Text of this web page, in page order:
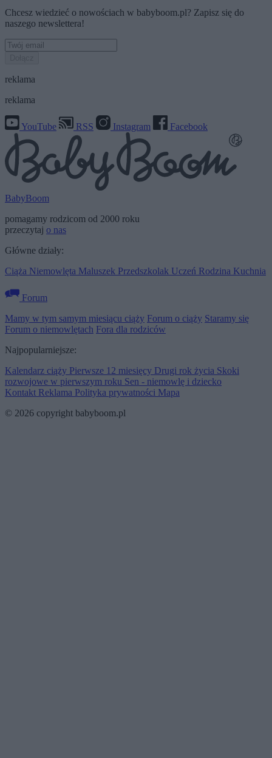
Chcesz wiedzieć o nowościach w babyboom.pl? Zapisz się do
naszego newslettera!
reklama
reklama
YouTube RSS Instagram Facebook
BabyBoom
pomagamy rodzicom od 2000 roku
przeczytaj o nas
Główne działy:
Ciąża Niemowlęta Maluszek Przedszkolak Uczeń Rodzina Kuchnia
Forum
Mamy w tym samym miesiącu ciąży Forum o ciąży Staramy się
Forum o niemowlętach Fora dla rodziców
Najpopularniejsze:
Kalendarz ciąży Pierwsze 12 miesięcy Drugi rok życia Skoki
rozwojowe w pierwszym roku Sen - niemowlę i dziecko
Kontakt Reklama Polityka prywatności Mapa
© 2026 copyright babyboom.pl